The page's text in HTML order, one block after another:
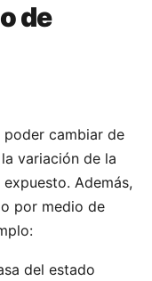
de
poder cambiar de
variación de la
Además,
por medio de
del estado